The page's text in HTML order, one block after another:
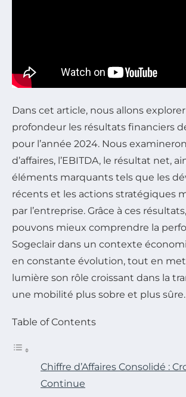
Dans cet article, nous allons
profondeur les résultats financiers
pour l’année 2024. Nous
d’affaires, l’EBITDA, le résultat net,
éléments marquants tels que les
récents et les actions stratégiques
par l’entreprise. Grâce à ces
pouvons mieux comprendre la
Sogeclair dans un contexte
en constante évolution, tout en
lumière son rôle croissant dans la
une mobilité plus sobre et plus sûre.
Table of Contents
Chiffre d’Affaires Consolidé :
Continue